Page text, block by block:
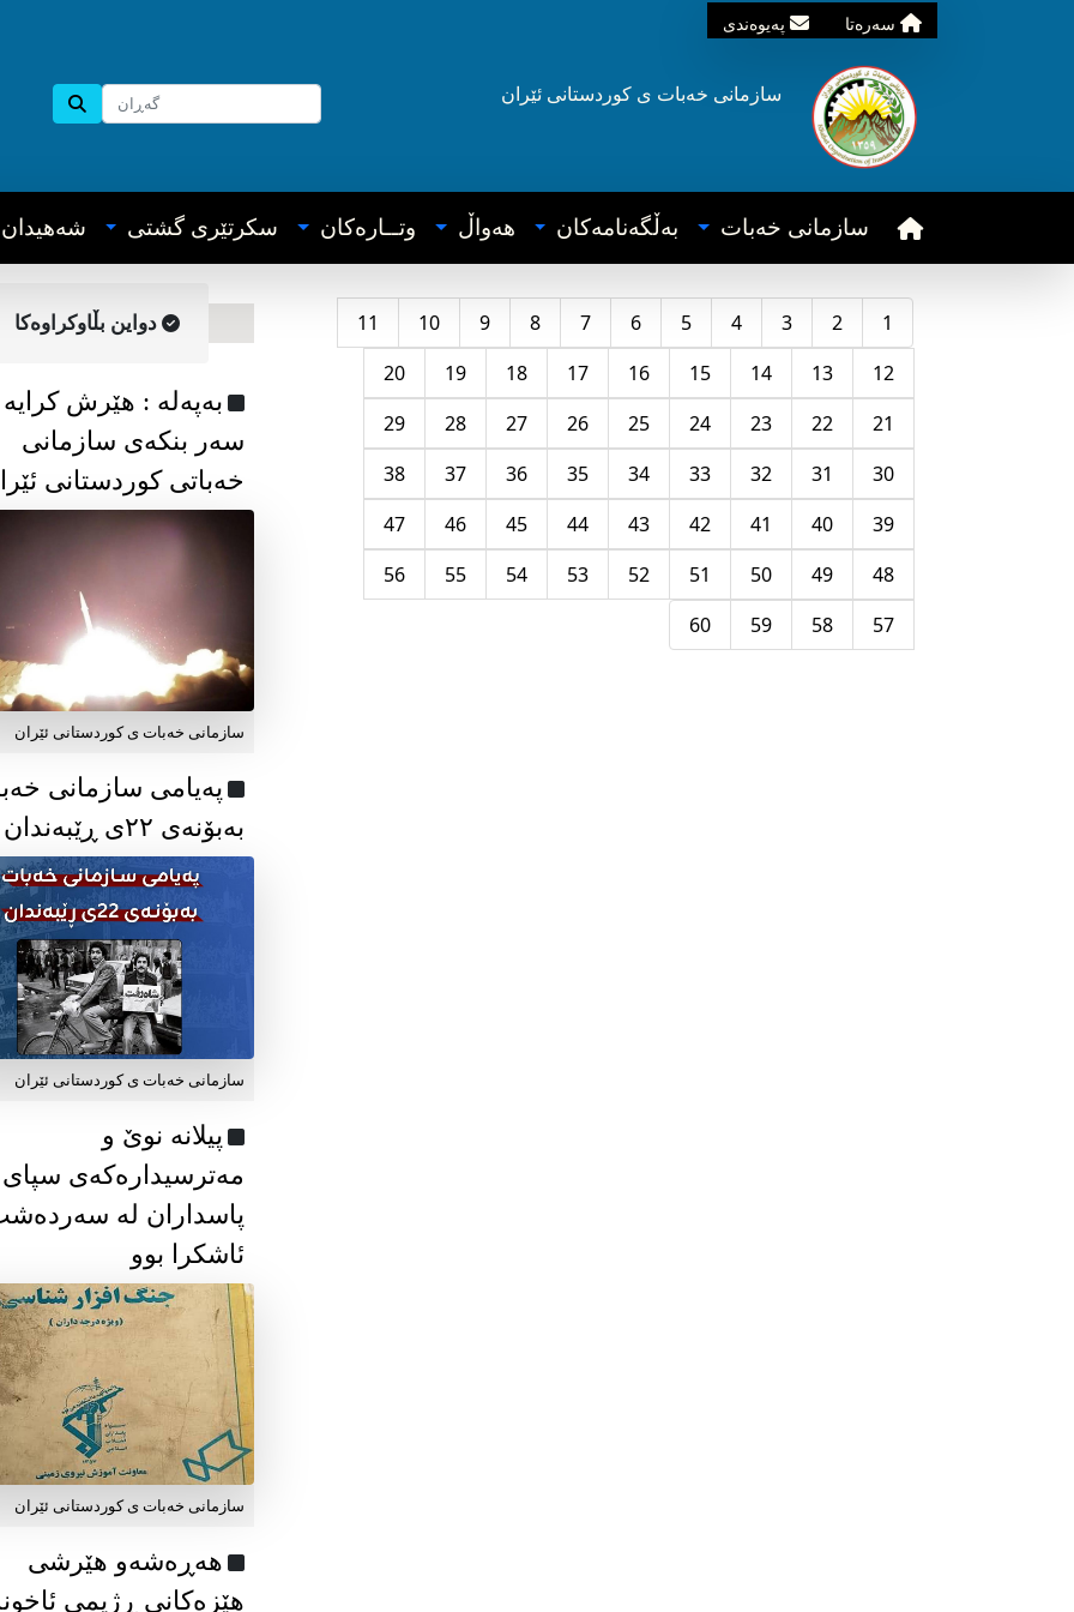
سه‌ره‌تا په‌یوه‌ندی
سازمانی خه‌بات ی کوردستانی ئێران
سازمانی خه‌بات به‌ڵگه‌نامه‌کان هه‌واڵ وتــاره‌کان سکرتێری گشتی شه‌هیدان
1
2
3
4
5
6
7
8
9
10
11
12
13
14
15
16
17
18
19
20
21
22
23
24
25
26
27
28
29
30
31
32
33
34
35
36
37
38
39
40
41
42
43
44
45
46
47
48
49
50
51
52
53
54
55
56
57
58
59
60
دواین بڵاوکراوه‌کا
به‌په‌له‌ : هێرش کرایە
سەر بنکەی سازمانی
خەباتی کوردستانی
سازمانی خەبات ی کوردستانی ئێران
پەیامی سازمانی
بەبۆنەی ۲۲ی ڕێبەندان
سازمانی خەبات ی كوردستانی ئێران
پیلانە نوێ و
مەترسیدارەکەی سپای
پاسداران لە
ئاشکرا بوو
سازمانی خەبات ی كوردستانی ئێران
هەڕەشەو هێرشی
هێزەکانی ڕژیمی